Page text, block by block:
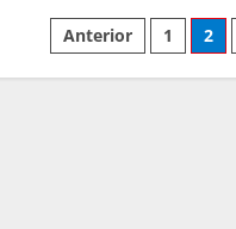
Anterior 1 2